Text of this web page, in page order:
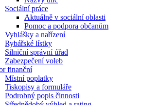
Sociální práce
Aktuálně v sociální oblasti
Pomoc a podpora občanům
Vyhlášky a nařízení
Rybářské lístky
Silniční správní úřad
Zabezpečení voleb
finanční
Místní poplatky
Tiskopisy a formuláře
Podrobný popis činnosti